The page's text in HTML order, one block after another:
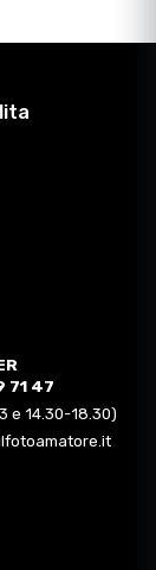
71 47
e 14.30-18.30)